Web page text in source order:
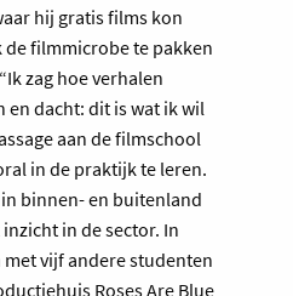
hij gratis films kon
de filmmicrobe te pakken
zag hoe verhalen
en dacht: dit is wat ik wil
aan de filmschool
in de praktijk te leren.
binnen- en buitenland
in de sector. In
vijf andere studenten
Roses Are Blue